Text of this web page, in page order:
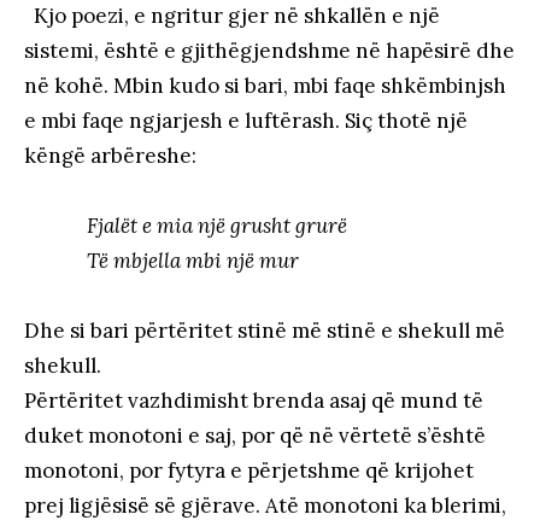
Kjo poezi, e ngritur gjer në shkallën e një
sistemi, është e gjithëgjendshme në hapësirë dhe
në kohë. Mbin kudo si bari, mbi faqe shkëmbinjsh
e mbi faqe ngjarjesh e luftërash. Siç thotë një
këngë arbëreshe:
Fjalët e mia një grusht grurë
Të mbjella mbi një mur
Dhe si bari përtëritet stinë më stinë e shekull më
shekull.
Përtëritet vazhdimisht brenda asaj që mund të
duket monotoni e saj, por që në vërtetë s’është
monotoni, por fytyra e përjetshme që krijohet
prej ligjësisë së gjërave. Atë monotoni ka blerimi,